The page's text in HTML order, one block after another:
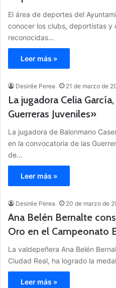
El área de deportes del
conocer los clubs, deportistas y
reconocidas…
Leer más »
Desirée Perea 21 de marzo de
La jugadora Celia
Guerreras Juveniles»
La jugadora de Balonmano
en la convocatoria de las
de…
Leer más »
Desirée Perea 20 de marzo de
Ana Belén Bernalte
Oro en el Campeonato
La valdepeñera Ana Belén
Ciudad Real, ha logrado la
Leer más »